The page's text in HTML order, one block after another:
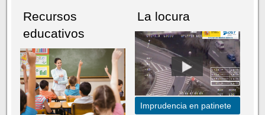
Recursos
educativos
La locura
Imprudencia en patinete